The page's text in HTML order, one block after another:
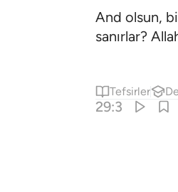
And olsun,
sanırlar?
Tefsirler
29:3